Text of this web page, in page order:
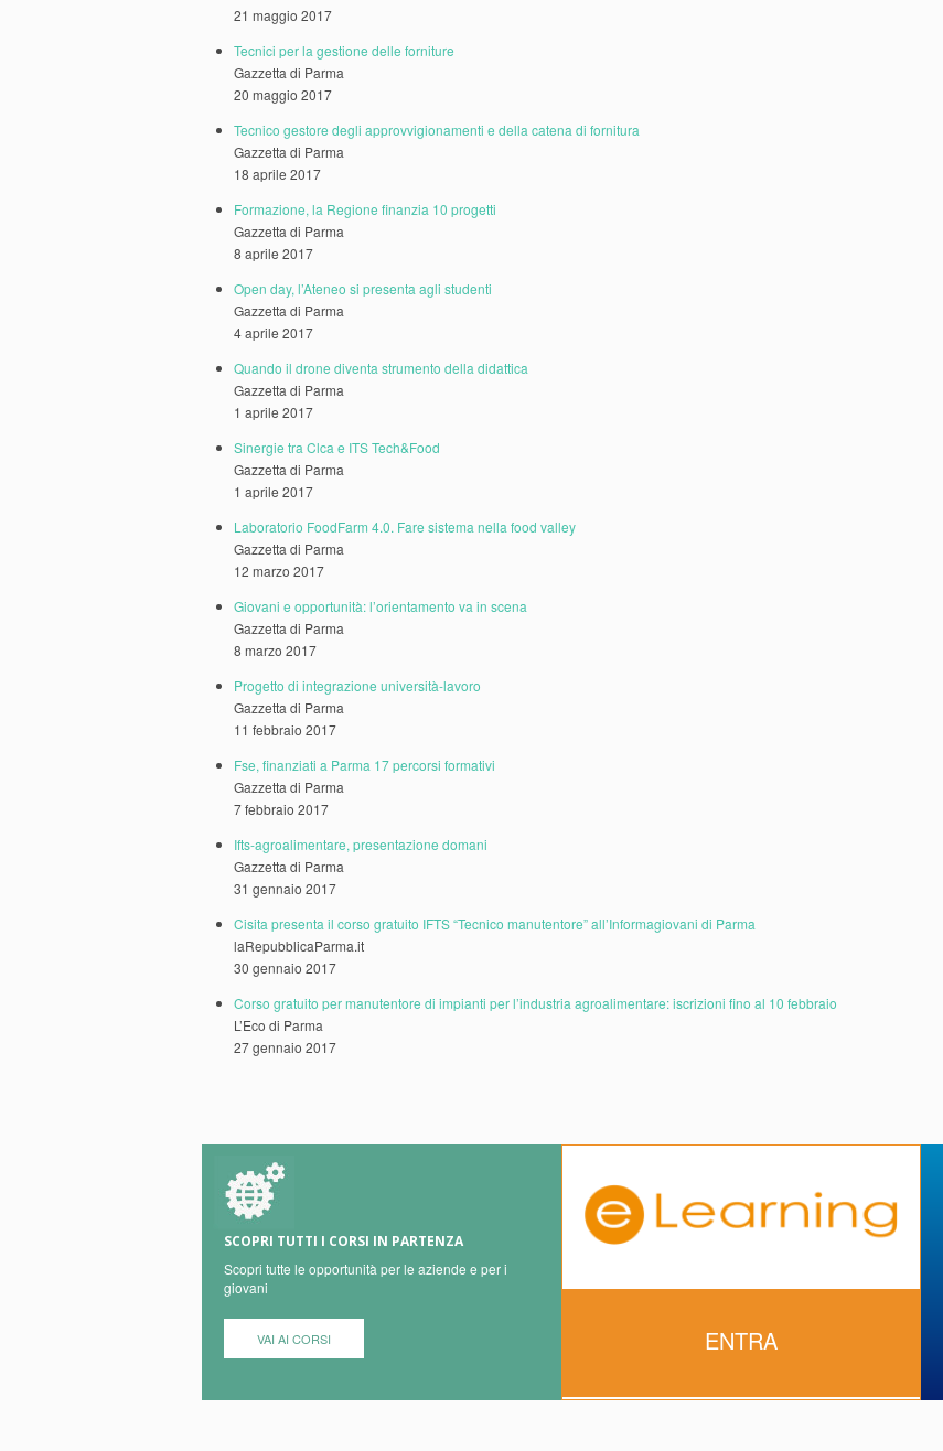
21 maggio 2017
Tecnici per la gestione delle forniture
Gazzetta di Parma
20 maggio 2017
Tecnico gestore degli approvvigionamenti e della catena di fornitura
Gazzetta di Parma
18 aprile 2017
Formazione, la Regione finanzia 10 progetti
Gazzetta di Parma
8 aprile 2017
Open day, l’Ateneo si presenta agli studenti
Gazzetta di Parma
4 aprile 2017
Quando il drone diventa strumento della didattica
Gazzetta di Parma
1 aprile 2017
Sinergie tra Clca e ITS Tech&Food
Gazzetta di Parma
1 aprile 2017
Laboratorio FoodFarm 4.0. Fare sistema nella food valley
Gazzetta di Parma
12 marzo 2017
Giovani e opportunità: l’orientamento va in scena
Gazzetta di Parma
8 marzo 2017
Progetto di integrazione università-lavoro
Gazzetta di Parma
11 febbraio 2017
Fse, finanziati a Parma 17 percorsi formativi
Gazzetta di Parma
7 febbraio 2017
Ifts-agroalimentare, presentazione domani
Gazzetta di Parma
31 gennaio 2017
Cisita presenta il corso gratuito IFTS “Tecnico manutentore” all’Informagiovani di Parma
laRepubblicaParma.it
30 gennaio 2017
Corso gratuito per manutentore di impianti per l’industria agroalimentare: iscrizioni fino al 10 febbraio
L’Eco di Parma
27 gennaio 2017
SCOPRI TUTTI I CORSI IN PARTENZA
Scopri tutte le opportunità per le aziende e per i
giovani
VAI AI CORSI ENTRA